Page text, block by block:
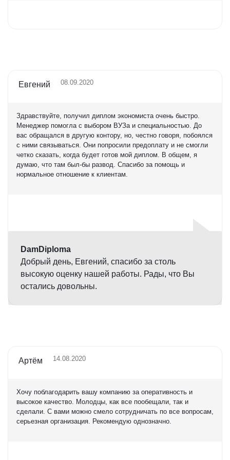
Евгений 08.09.2020
Здравствуйте, получил диплом экономиста очень быстро.
Менеджер помогла с выбором ВУЗа и специальностью. До
вас обращался в другую контору, но, честно говоря, побоялся
с ними связываться. Они попросили предоплату и не смогли
четко сказать, когда будет готов мой диплом. В общем, я
думаю, что там был-бы развод. Спасибо за помощь и
нормальное отношение к клиентам.
DamDiploma
Добрый день, Евгений, спасибо за столь
высокую оценку нашей работы. Рады, что Вы
остались довольны.
Артём 14.08.2020
Хочу поблагодарить вашу компанию за оперативность и
высокое качество. Молодцы, как все пообещали, так и
сделали. С вами можно смело сотрудничать по все вопросам,
серьезная организация. Рекомендую однозначно.